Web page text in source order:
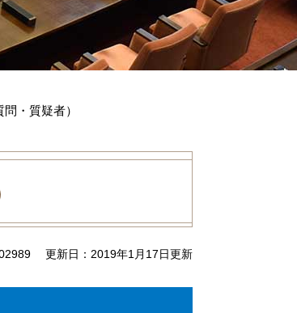
・質疑者）
更新日：2019年1月17日更新